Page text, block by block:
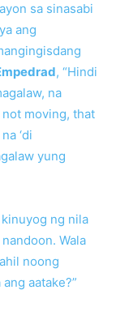
sa sinasabi
ang
, “Hindi
na
not moving, that
‘di
yung
ng nila
Wala
noong
aatake?”